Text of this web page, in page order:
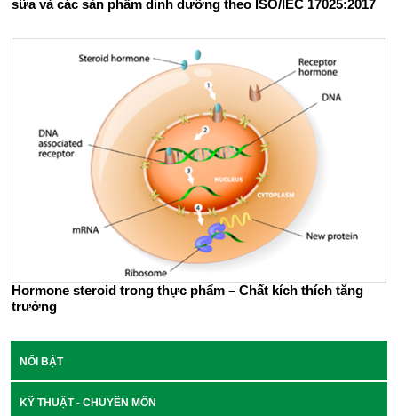
sữa và các sản phẩm dinh dưỡng theo ISO/IEC 17025:2017
Hormone steroid trong thực phẩm – Chất kích thích tăng
trưởng
NỔI BẬT
KỸ THUẬT - CHUYÊN MÔN